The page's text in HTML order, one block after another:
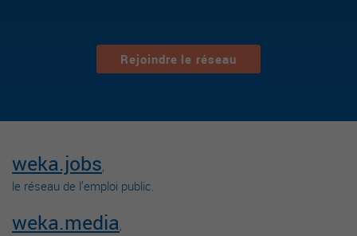
Rejoindre le réseau
weka.jobs,
le réseau de l’emploi public.
weka.media,